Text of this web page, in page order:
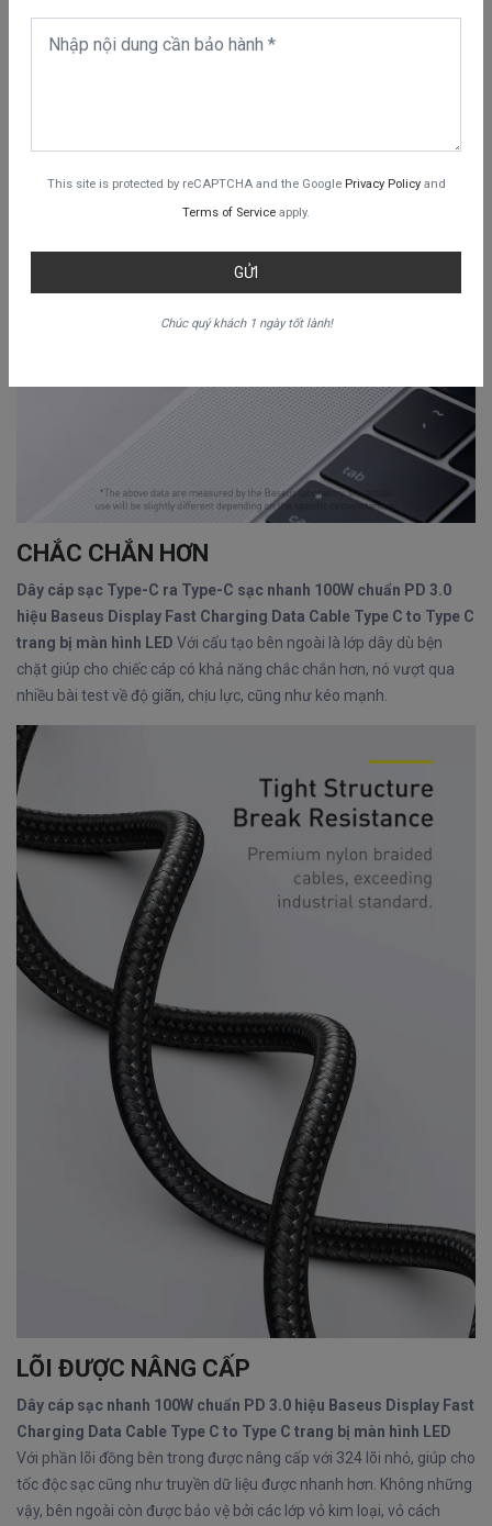
This site is protected by reCAPTCHA and the Google Privacy Policyand
Terms of Service apply.
GỬI
Chúc quý khách 1 ngày tốt lành!
CHẮC CHẮN HƠN
Dây cáp sạc Type-C ra Type-C sạc nhanh 100W chuẩn PD 3.0
hiệu Baseus Display Fast Charging Data Cable Type C to Type C
trang bị màn hình LED Với cấu tạo bên ngoài là lớp dây dù bện
chặt giúp cho chiếc cáp có khả năng chắc chắn hơn, nó vượt qua
nhiều bài test về độ giãn, chịu lực, cũng như kéo mạnh.
LÕI ĐƯỢC NÂNG CẤP
Dây cáp sạc nhanh 100W chuẩn PD 3.0 hiệu Baseus Display Fast
Charging Data Cable Type C to Type C trang bị màn hình LED
Với phần lõi đồng bên trong được nâng cấp với 324 lõi nhỏ, giúp cho
tốc độc sạc cũng như truyền dữ liệu được nhanh hơn. Không những
vậy, bên ngoài còn được bảo vệ bởi các lớp vỏ kim loại, vỏ cách